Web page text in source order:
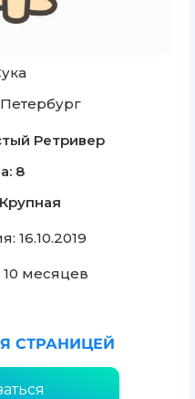
Ретривер
8
16.10.2019
10 месяцев
СТРАНИЦЕЙ